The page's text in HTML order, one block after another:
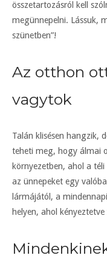
összetartozásról kell
megünnepelni. Lássuk,
szünetben”!
Az otthon
vagytok
Talán klisésen hangzik,
teheti meg, hogy álmai
környezetben, ahol a
az ünnepeket egy
lármájától, a
helyen, ahol